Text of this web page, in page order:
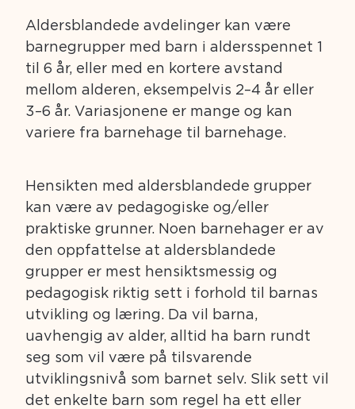
Aldersblandede avdelinger kan være
barnegrupper med barn i aldersspennet 1
til 6 år, eller med en kortere avstand
mellom alderen, eksempelvis 2–4 år eller
3–6 år. Variasjonene er mange og kan
variere fra barnehage til barnehage.
Hensikten med aldersblandede grupper
kan være av pedagogiske og/eller
praktiske grunner. Noen barnehager er av
den oppfattelse at aldersblandede
grupper er mest hensiktsmessig og
pedagogisk riktig sett i forhold til barnas
utvikling og læring. Da vil barna,
uavhengig av alder, alltid ha barn rundt
seg som vil være på tilsvarende
utviklingsnivå som barnet selv. Slik sett vil
det enkelte barn som regel ha ett eller